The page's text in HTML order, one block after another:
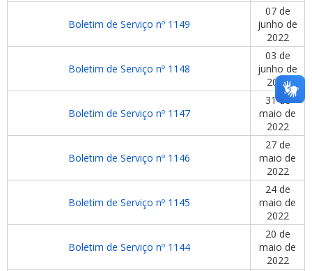
Boletim de Serviço nº 1149
07 de
junho de
2022
Boletim de Serviço nº 1148
03 de
junho de
2022
Boletim de Serviço nº 1147
31 de
maio de
2022
Boletim de Serviço nº 1146
27 de
maio de
2022
Boletim de Serviço nº 1145
24 de
maio de
2022
Boletim de Serviço nº 1144
20 de
maio de
2022